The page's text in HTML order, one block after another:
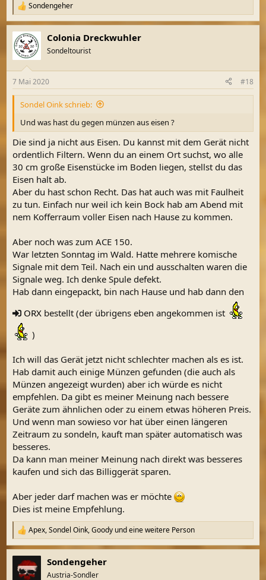
R
e
a
k
t
i
e
n
Sondengeher
Colonia Dreckwuhler
Sondeltourist
7 Mai 2020 #18
Sondel Oink schrieb:
Und was hast du gegen münzen aus eisen ?
Die sind ja nicht aus Eisen. Du kannst mit dem Gerät nicht
ordentlich Filtern. Wenn du an einem Ort suchst, wo alle
30 cm große Eisenstücke im Boden liegen, stellst du das
Eisen halt ab.
Aber du hast schon Recht. Das hat auch was mit Faulheit
zu tun. Einfach nur weil ich kein Bock hab am Abend mit
nem Kofferraum voller Eisen nach Hause zu kommen.
Aber noch was zum ACE 150.
War letzten Sonntag im Wald. Hatte mehrere komische
Signale mit dem Teil. Nach ein und ausschalten waren die
Signale weg. Ich denke Spule defekt.
Hab dann eingepackt, bin nach Hause und hab dann den
ORX bestellt (der übrigens eben angekommen ist
)
Ich will das Gerät jetzt nicht schlechter machen als es ist.
Hab damit auch einige Münzen gefunden (die auch als
Münzen angezeigt wurden) aber ich würde es nicht
empfehlen. Da gibt es meiner Meinung nach bessere
Geräte zum ähnlichen oder zu einem etwas höheren Preis.
Und wenn man sowieso vor hat über einen längeren
Zeitraum zu sondeln, kauft man später automatisch was
besseres.
Da kann man meiner Meinung nach direkt was besseres
kaufen und sich das Billiggerät sparen.
Aber jeder darf machen was er möchte
Dies ist meine Empfehlung.
R
e
a
k
t
Apex,Sondel Oink,Goody und eine weitere Person
Sondengeher
Austria-Sondler